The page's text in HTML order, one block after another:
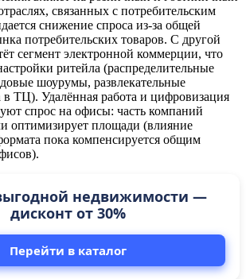
связанных с потребительским
снижение спроса из‑за общей
потребительских товаров. С другой
сегмент электронной коммерции, что
ритейла (распределительные
шоурумы, развлекательные
в ТЦ). Удалённая работа и цифровизация
спрос на офисы: часть компаний
оптимизирует площади (влияние
пока компенсируется общим
недвижимости —
дисконт от 30%
Перейти в каталог